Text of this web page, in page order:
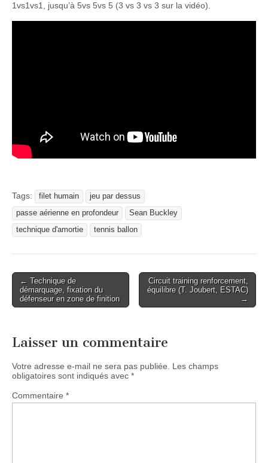
1vs1vs1, jusqu’à 5vs 5vs 5 (3 vs 3 vs 3 sur la vidéo).
Tags: filet humain
jeu par dessus
passe aérienne en profondeur
Sean Buckley
technique d'amortie
tennis ballon
Post
navigation
← Technique de
démarquage, fixation du
défenseur en zone de finition
Circuit training renforcement,
équilibre (T. Joubert, ESTAC)
→
Laisser un commentaire
Votre adresse e-mail ne sera pas publiée.
Les champs
obligatoires sont indiqués avec *
Commentaire *